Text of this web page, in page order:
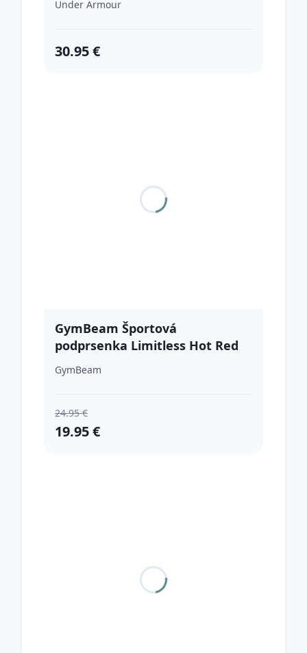
Under Armour
30.95 €
GymBeam Športová
podprsenka Limitless Hot Red
LL
GymBeam
24.95 €
19.95 €